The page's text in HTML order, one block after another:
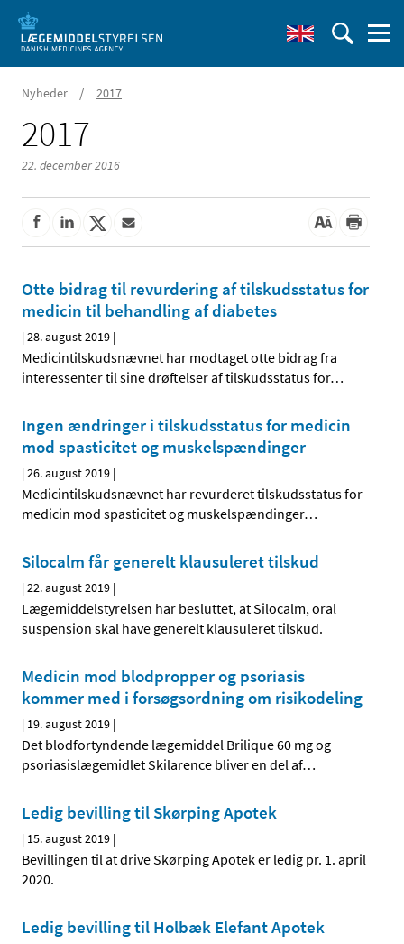
Nyheder / 2017
2017
22. december 2016
Otte bidrag til revurdering af tilskudsstatus for
medicin til behandling af diabetes
|28. august 2019 |
Medicintilskudsnævnet har modtaget otte bidrag fra
interessenter til sine drøftelser af tilskudsstatus for…
Ingen ændringer i tilskudsstatus for medicin
mod spasticitet og muskelspændinger
|26. august 2019 |
Medicintilskudsnævnet har revurderet tilskudsstatus for
medicin mod spasticitet og muskelspændinger…
Silocalm får generelt klausuleret tilskud
|22. august 2019 |
Lægemiddelstyrelsen har besluttet, at Silocalm, oral
suspension skal have generelt klausuleret tilskud.
Medicin mod blodpropper og psoriasis
kommer med i forsøgsordning om risikodeling
| 19. august 2019 |
Det blodfortyndende lægemiddel Brilique 60 mg og
psoriasislægemidlet Skilarence bliver en del af…
Ledig bevilling til Skørping Apotek
| 15. august 2019 |
Bevillingen til at drive Skørping Apotek er ledig pr. 1. april
2020.
Ledig bevilling til Holbæk Elefant Apotek